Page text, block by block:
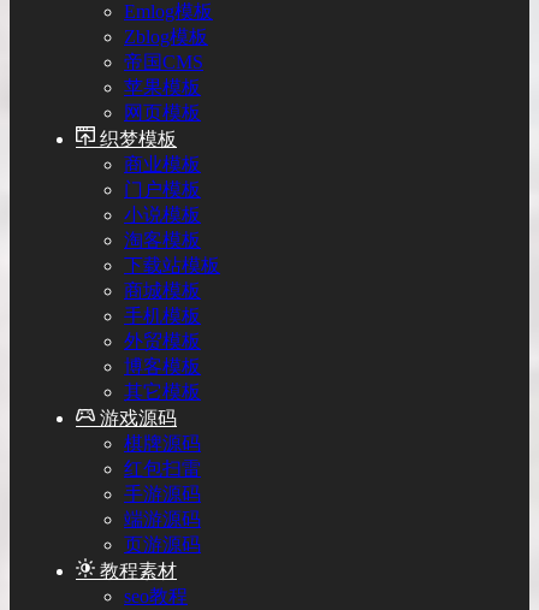
Emlog模板
Zblog模板
帝国CMS
苹果模板
网页模板
织梦模板
商业模板
门户模板
小说模板
淘客模板
下载站模板
商城模板
手机模板
外贸模板
博客模板
其它模板
游戏源码
棋牌源码
红包扫雷
手游源码
端游源码
页游源码
教程素材
seo教程